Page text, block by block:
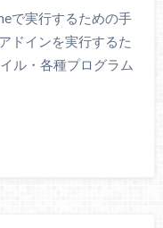
で実行するための手
ドインを実行するた
ル・各種プログラム